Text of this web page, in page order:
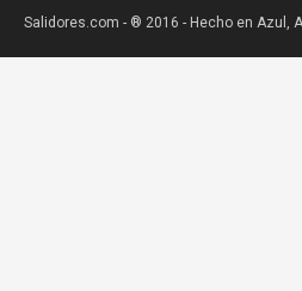
Salidores.com - ® 2016 - Hecho en Azul,